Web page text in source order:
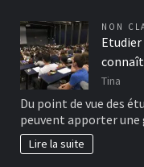
NON
Tina
Du point de vue des
peuvent apporter
Lire la suite